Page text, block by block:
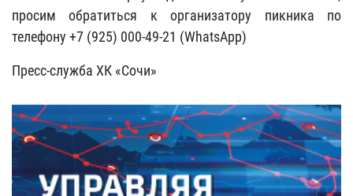
просим обратиться к организатору пикника по
телефону +7 (925) 000-49-21 (WhatsApp)
Пресс-служба ХК «Сочи»